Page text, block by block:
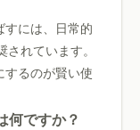
すには、日常的
れています。
するのが賢い使
何ですか？